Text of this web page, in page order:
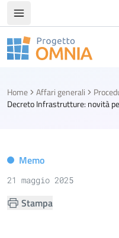
Apri/chiudi menù di
Progetto Omnia
Home Affari generali
Memo
21 maggio 2025
Stampa